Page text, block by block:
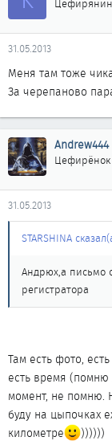
Цефирянин
31.05.2013
Меня там тоже
За черепаново
Andrew444
Цефирёнок
31.05.2013
STARSHINA
Андрюх,а письмо
регистратора
Там есть фото,
есть время (помню
момент, не помню.
буду на цыпочках
километре
))))))